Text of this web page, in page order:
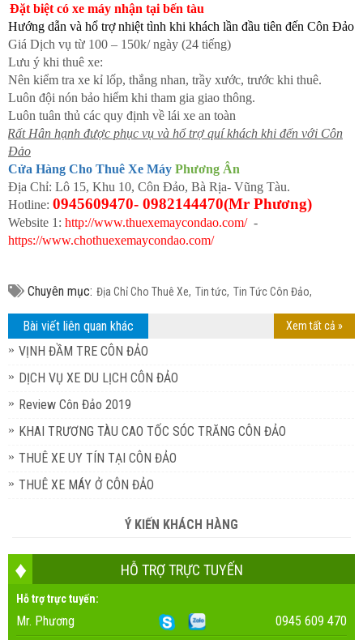
Đặt biệt có xe máy nhận tại bến tàu
Hướng dẫn và hổ trợ nhiệt tình khi khách lần đầu tiên đến Côn Đảo
Giá Dịch vụ từ 100 – 150k/ ngày (24 tiếng)
Lưu ý khi thuê xe:
Nên kiểm tra xe kỉ lốp, thắng nhan, trầy xước, trước khi thuê.
Luôn đội nón bảo hiểm khi tham gia giao thông.
Luôn tuân thủ các quy định về lái xe an toàn
Rất Hân hạnh được phục vụ và hổ trợ quí khách khi đến với Côn
Đảo
Cửa Hàng Cho Thuê Xe Máy Phương Ân
Địa Chỉ: Lô 15, Khu 10, Côn Đảo, Bà Rịa- Vũng Tàu.
Hotline: 0945609470- 0982144470(Mr Phương)
Website 1: http://www.thuexemaycondao.com/ -
https://www.chothuexemaycondao.com/
Chuyên mục: Địa Chỉ Cho Thuê Xe, Tin tức, Tin Tức Côn Đảo,
Xem tất cả »
Bài viết liên quan khác
VỊNH ĐẦM TRE CÔN ĐẢO
DỊCH VỤ XE DU LỊCH CÔN ĐẢO
Review Côn Đảo 2019
KHAI TRƯƠNG TÀU CAO TỐC SÓC TRĂNG CÔN ĐẢO
THUÊ XE UY TÍN TẠI CÔN ĐẢO
THUÊ XE MÁY Ở CÔN ĐẢO
Ý KIẾN KHÁCH HÀNG
HỖ TRỢ TRỰC TUYẾN
Hỗ trợ trực tuyến:
Mr. Phương
0945 609 470